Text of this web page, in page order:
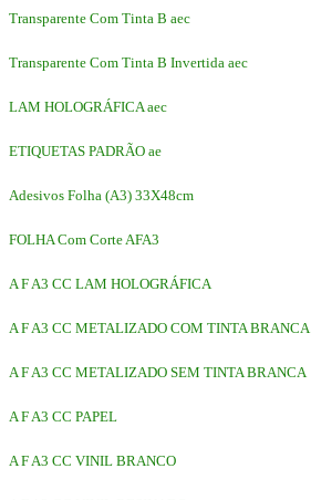
Transparente Com Tinta B aec
Transparente Com Tinta B Invertida aec
LAM HOLOGRÁFICA aec
ETIQUETAS PADRÃO ae
Adesivos Folha (A3) 33X48cm
FOLHA Com Corte AFA3
A F A3 CC LAM HOLOGRÁFICA
A F A3 CC METALIZADO COM TINTA BRANCA
A F A3 CC METALIZADO SEM TINTA BRANCA
A F A3 CC PAPEL
A F A3 CC VINIL BRANCO